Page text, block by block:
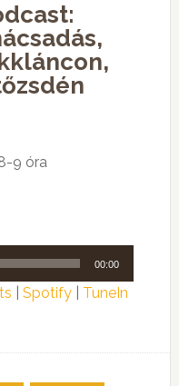
9 óra
00:00
Spotify| TuneIn